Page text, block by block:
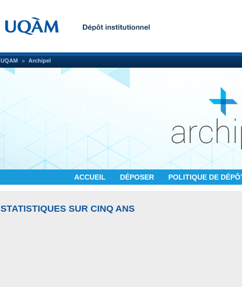
UQAM Archipel
ACCUEIL DÉPOSER POLITIQUE DE
STATISTIQUES SUR CINQ ANS